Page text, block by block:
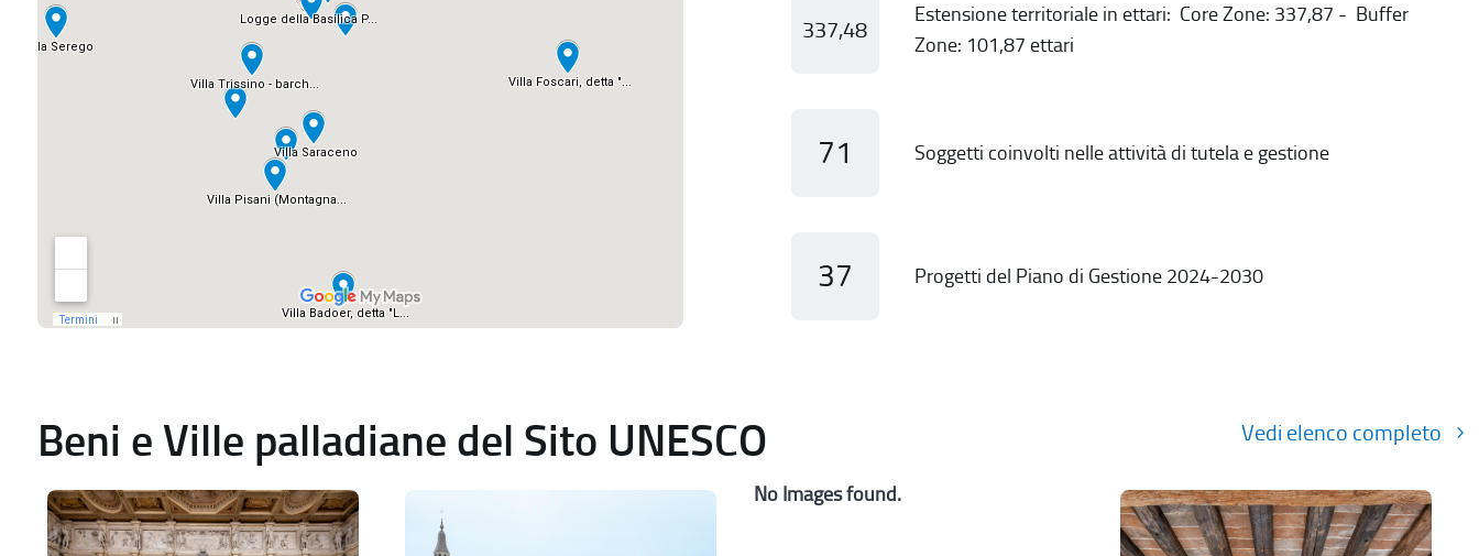
337,48
Estensione territoriale in ettari: Core Zone: 337,87 - Buffer
Zone: 101,87 ettari
71 Soggetti coinvolti nelle attività di tutela e gestione
37 Progetti del Piano di Gestione 2024-2030
Beni e Ville palladiane del Sito UNESCO Vedi elenco completo
No Images found.